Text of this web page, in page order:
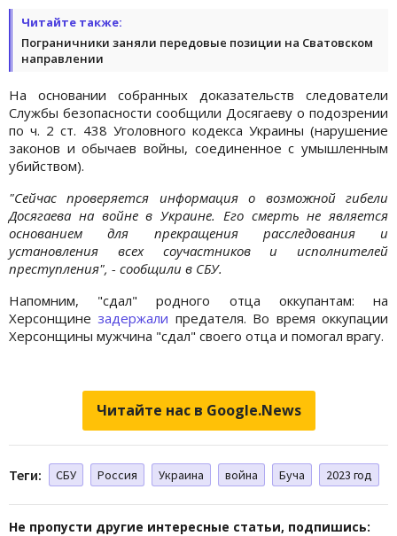
Читайте также:
Пограничники заняли передовые позиции на Сватовском
направлении
На основании собранных доказательств следователи
Службы безопасности сообщили Досягаеву о подозрении
по ч. 2 ст. 438 Уголовного кодекса Украины (нарушение
законов и обычаев войны, соединенное с умышленным
убийством).
"Сейчас проверяется информация о возможной гибели
Досягаева на войне в Украине. Его смерть не является
основанием для прекращения расследования и
установления всех соучастников и исполнителей
преступления", - сообщили в СБУ.
Напомним, "сдал" родного отца оккупантам: на
Херсонщинезадержали предателя. Во время оккупации
Херсонщины мужчина "сдал" своего отца и помогал врагу.
Читайте нас в Google.News
Теги: СБУ Россия Украина война Буча 2023 год
Не пропусти другие интересные статьи, подпишись: